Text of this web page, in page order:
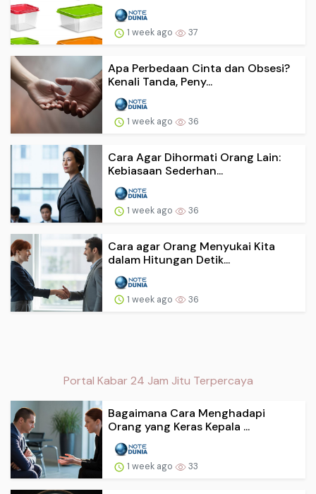
1 week ago 37
Apa Perbedaan Cinta dan Obsesi?
Kenali Tanda, Peny...
1 week ago 36
Cara Agar Dihormati Orang Lain:
Kebiasaan Sederhan...
1 week ago 36
Cara agar Orang Menyukai Kita
dalam Hitungan Detik...
1 week ago 36
Portal Kabar 24 Jam Jitu Terpercaya
Bagaimana Cara Menghadapi
Orang yang Keras Kepala ...
1 week ago 33